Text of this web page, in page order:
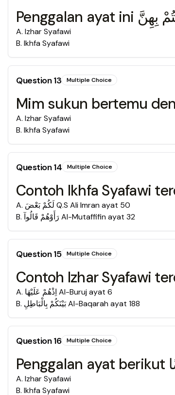
A. Izhar Syafawi
B. Ikhfa Syafawi
Question13 Multiple Choice
A. Izhar Syafawi
B. Ikhfa Syafawi
Question14 Multiple Choice
Contoh Ikhfa Syafawi
A.
Q.S Ali Imran ayat 50 لَكُمْ بَعْضَ
B. Al-Mutaffifin ayat 32 رَأَوْهُمْ قَالُوآ
Question15 Multiple Choice
Contoh Izhar Syafawi
A.
Al-Buruj ayat 6 اِذْهُمْ عَلَيْهَا
B. Al-Baqarah ayat 188 بَيْنَكُمْ بِالْبَاطِلِ
Question16 Multiple Choice
A. Izhar Syafawi
B. Ikhfa Syafawi